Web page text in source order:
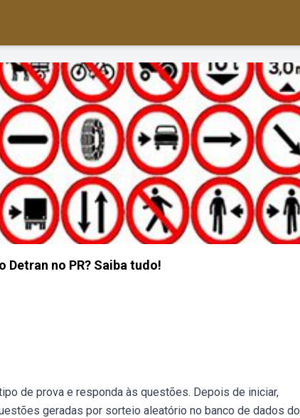
no PR? Saiba tudo!
de prova e responda às questões. Depois de iniciar,
geradas por sorteio aleatório no banco de dados do